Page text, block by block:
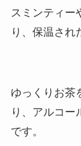
スミンティー
り、保温され
ゆっくりお茶
り、アルコー
です。